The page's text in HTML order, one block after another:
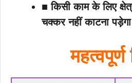
■ किसी काम के लिए
चक्कर नहीं काटना पड़ेगा